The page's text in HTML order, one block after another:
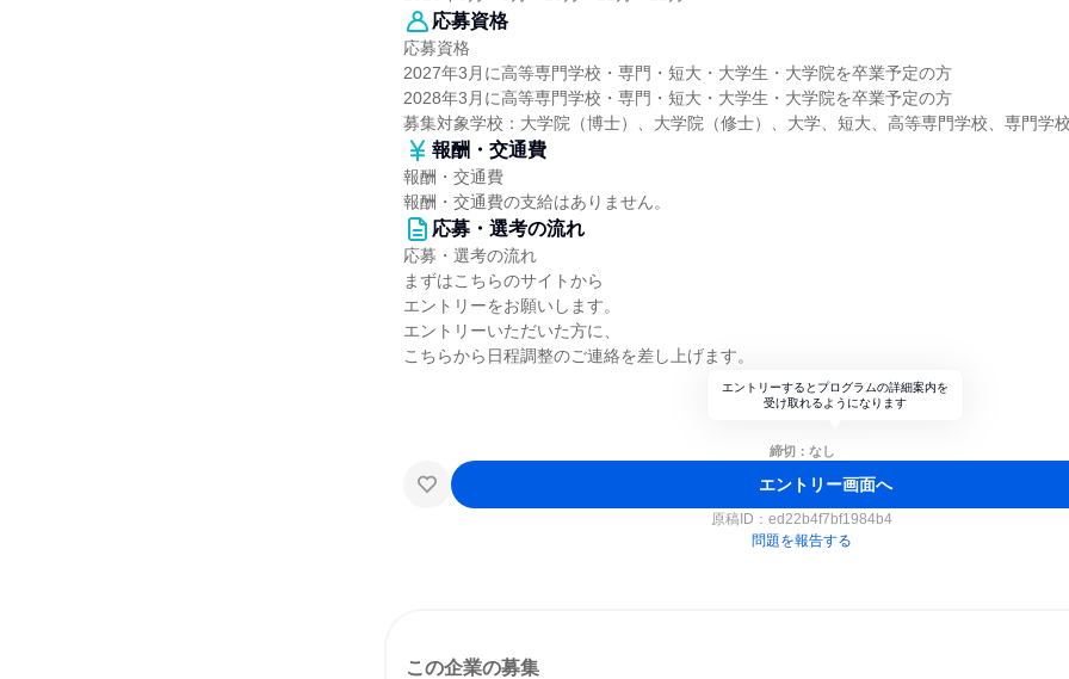
応募資格
応募資格
2027年3月に高等専門学校・専門・短大・大学生・大学院を卒業予定の方
2028年3月に高等専門学校・専門・短大・大学生・大学院を卒業予定の方
募集対象学校：大学院（博士）、大学院（修士）、大学、短大、高等専門学校、専門学校
報酬・交通費
報酬・交通費
報酬・交通費の支給はありません。
応募・選考の流れ
応募・選考の流れ
まずはこちらのサイトから
エントリーをお願いします。
エントリーいただいた方に、
こちらから日程調整のご連絡を差し上げます。
エントリーするとプログラムの詳細案内を
受け取れるようになります
締切：なし
エントリー画面へ
原稿ID： ed22b4f7bf1984b4
問題を報告する
この企業の募集